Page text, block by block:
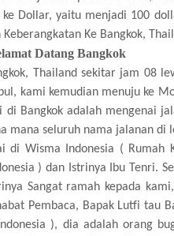
Dollar, yaitu menjadi 100
Ke Bangkok,
Datang Bangkok
Thailand sekitar jam 08
kami kemudian menuju ke
Bangkok adalah mengenai
mana seluruh nama jalanan di
di Wisma Indonesia ( Rumah
) dan Istrinya Ibu Tenri.
Sangat ramah kepada
Pembaca, Bapak Lutfi tau
), dia adalah orang